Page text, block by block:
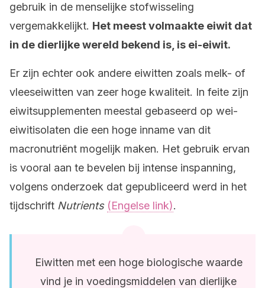
gebruik in de menselijke stofwisseling
vergemakkelijkt. Het meest volmaakte eiwit dat
in de dierlijke wereld bekend is, is ei-eiwit.
Er zijn echter ook andere eiwitten zoals melk- of
vleeseiwitten van zeer hoge kwaliteit. In feite zijn
eiwitsupplementen meestal gebaseerd op wei-
eiwitisolaten die een hoge inname van dit
macronutriënt mogelijk maken. Het gebruik ervan
is vooral aan te bevelen bij intense inspanning,
volgens onderzoek dat gepubliceerd werd in het
tijdschrift Nutrients (Engelse link).
Eiwitten met een hoge biologische waarde
vind je in voedingsmiddelen van dierlijke